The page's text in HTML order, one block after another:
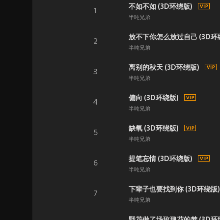
1
不如不如 (3D环绕版)
半吨兄弟
2
放不下你怎么放过自己 (3D环
半吨兄弟
3
离别的秋天 (3D环绕版)
半吨兄弟
4
偏向 (3D环绕版)
半吨兄弟
5
缺氧 (3D环绕版)
半吨兄弟
6
提笔忘情 (3D环绕版)
半吨兄弟
7
下辈子也要找到你 (3D环绕版)
半吨兄弟